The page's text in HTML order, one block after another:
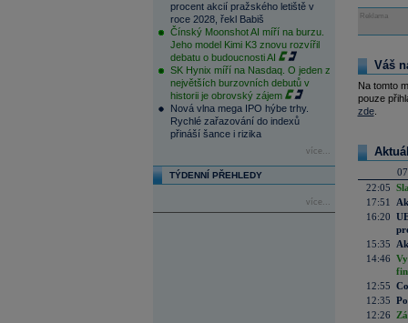
procent akcií pražského letiště v
roce 2028, řekl Babiš
Čínský Moonshot AI míří na burzu.
Jeho model Kimi K3 znovu rozvířil
debatu o budoucnosti AI
SK Hynix míří na Nasdaq. O jeden z
největších burzovních debutů v
historii je obrovský zájem
Nová vlna mega IPO hýbe trhy.
Rychlé zařazování do indexů
přináší šance i rizika
více...
TÝDENNÍ PŘEHLEDY
více...
Reklama
Váš
Na tomto
pouze
zde.
22:05
17:51
16:20
15:35
14:46
12:55
12:35
12:26